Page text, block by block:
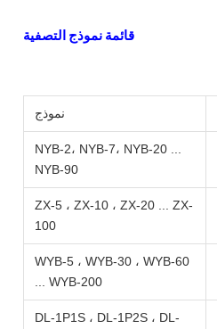
قائمة نموذج التصفية
نموذج
NYB-2، NYB-7، NYB-20 ...
NYB-90
ZX-5 ، ZX-10 ، ZX-20 ... ZX-
100
WYB-5 ، WYB-30 ، WYB-60
... WYB-200
DL-1P1S ، DL-1P2S ، DL-